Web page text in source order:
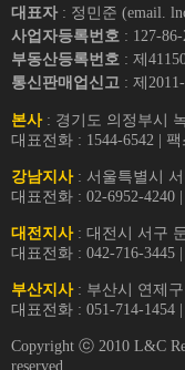
대표자 : 정민준 (email.
사업자등록번호 : 127-
부동산등록번호 : 제
통신판매업신고 : 제
본사: 경기도 의정부시
대표전화 : 1544-6542 |
강남지사: 서울특별시 서
대표전화 : 02-6952-4240
대전지사: 대전시 서구
대표전화 : 042-716-3445
부산지사: 부산시 연제구
대표전화 : 051-714-1454
Copyright ⓒ 2010 L&C
reserved.